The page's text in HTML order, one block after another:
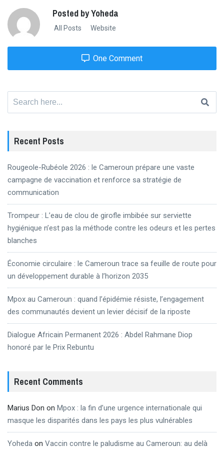
Posted by Yoheda
All Posts Website
One Comment
Recent Posts
Rougeole-Rubéole 2026 : le Cameroun prépare une vaste
campagne de vaccination et renforce sa stratégie de
communication
Trompeur : L’eau de clou de girofle imbibée sur serviette
hygiénique n’est pas la méthode contre les odeurs et les pertes
blanches
Économie circulaire : le Cameroun trace sa feuille de route pour
un développement durable à l’horizon 2035
Mpox au Cameroun : quand l’épidémie résiste, l’engagement
des communautés devient un levier décisif de la riposte
Dialogue Africain Permanent 2026 : Abdel Rahmane Diop
honoré par le Prix Rebuntu
Recent Comments
Marius Don on Mpox : la fin d’une urgence internationale qui
masque les disparités dans les pays les plus vulnérables
Yoheda on Vaccin contre le paludisme au Cameroun: au delà